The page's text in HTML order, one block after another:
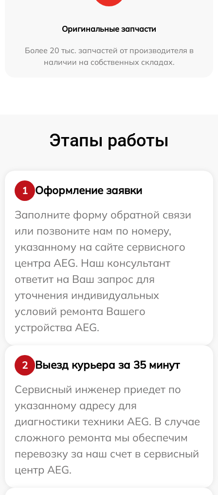
Оригинальные запчасти
Более 20 тыс. запчастей от производителя в
наличии на собственных складах.
Этапы работы
1
Оформление заявки
Заполните форму обратной связи
или позвоните нам по номеру,
указанному на сайте сервисного
центра AEG. Наш консультант
ответит на Ваш запрос для
уточнения индивидуальных
условий ремонта Вашего
устройства AEG.
2
Выезд курьера за 35 минут
Сервисный инженер приедет по
указанному адресу для
диагностики техники AEG. В случае
сложного ремонта мы обеспечим
перевозку за наш счет в сервисный
центр AEG.